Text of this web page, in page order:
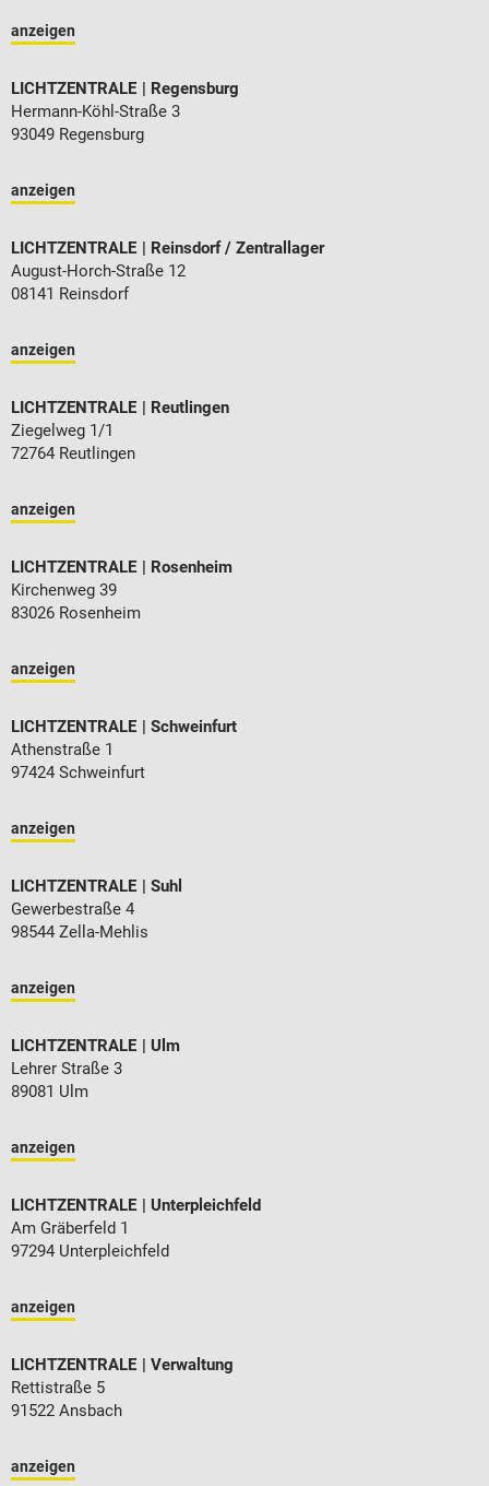
anzeigen
LICHTZENTRALE
Regensburg
Hermann-Köhl-Straße 3
93049 Regensburg
anzeigen
LICHTZENTRALE
Reinsdorf / Zentrallager
August-Horch-Straße 12
08141 Reinsdorf
anzeigen
LICHTZENTRALE
Reutlingen
Ziegelweg 1/1
72764 Reutlingen
anzeigen
LICHTZENTRALE
Rosenheim
Kirchenweg 39
83026 Rosenheim
anzeigen
LICHTZENTRALE
Schweinfurt
Athenstraße 1
97424 Schweinfurt
anzeigen
LICHTZENTRALE
Suhl
Gewerbestraße 4
98544 Zella-Mehlis
anzeigen
LICHTZENTRALE
Ulm
Lehrer Straße 3
89081 Ulm
anzeigen
LICHTZENTRALE
Unterpleichfeld
Am Gräberfeld 1
97294 Unterpleichfeld
anzeigen
LICHTZENTRALE
Verwaltung
Rettistraße 5
91522 Ansbach
anzeigen